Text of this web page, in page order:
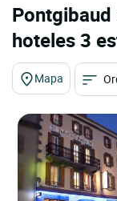
hoteles 3
Mapa